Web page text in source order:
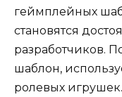
геймплейных
становятся
разработчиков.
шаблон,
ролевых